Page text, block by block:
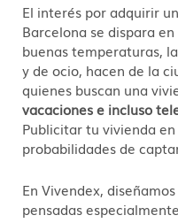
El interés por adquirir
Barcelona se dispara
buenas temperaturas,
y de ocio, hacen de la
quienes buscan una
vacaciones e incluso
Publicitar tu vivienda
probabilidades de
En Vivendex,
pensadas